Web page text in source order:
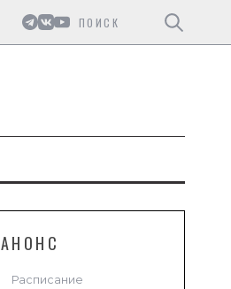
АНОНС
Расписание